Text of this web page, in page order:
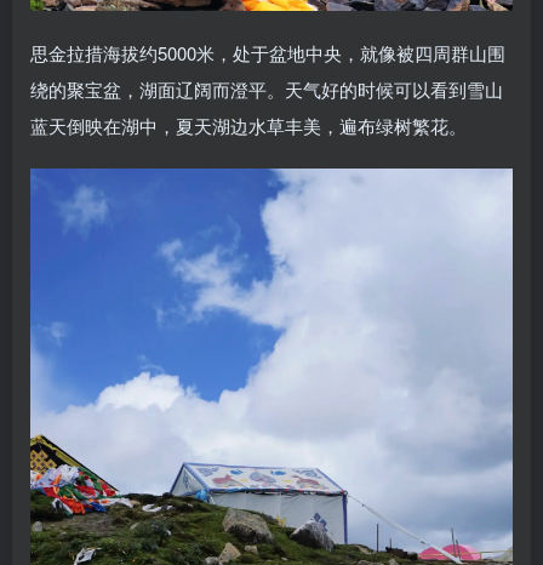
思金拉措海拔约5000米，处于盆地中央，就像被四周群山围
绕的聚宝盆，湖面辽阔而澄平。天气好的时候可以看到雪山
蓝天倒映在湖中，夏天湖边水草丰美，遍布绿树繁花。